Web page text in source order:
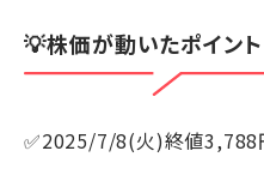
💡株価が動いたポイント
✅2025/7/8(火)終値3,788